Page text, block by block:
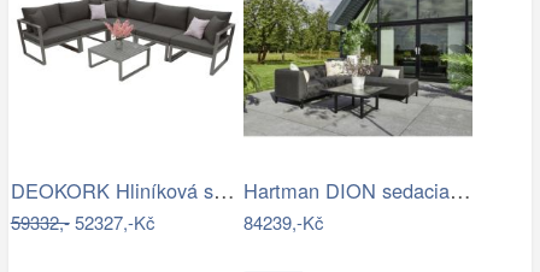
DEOKORK Hliníková sestava pro 6 osob…
59332,-52327,-Kč
Hartman DION sedacia súprava - Čierna…
84239,-Kč